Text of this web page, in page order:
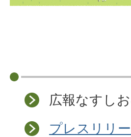
広報なすし
プレスリリ